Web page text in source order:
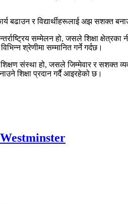
र विद्यार्थीहरूलाई अझ सशक्त
सम्मेलन हो, जसले शिक्षा क्षेत्रका
श्रेणीमा सम्मानित गर्ने गर्दछ।
संस्था हो, जसले जिम्मेवार र सशक्त
शिक्षा प्रदान गर्दै आइरहेको छ।